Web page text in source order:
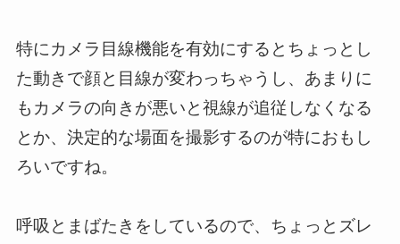
特にカメラ目線機能を有効にするとちょっとし
た動きで顔と目線が変わっちゃうし、あまりに
もカメラの向きが悪いと視線が追従しなくなる
とか、決定的な場面を撮影するのが特におもし
ろいですね。
呼吸とまばたきをしているので、ちょっとズレ